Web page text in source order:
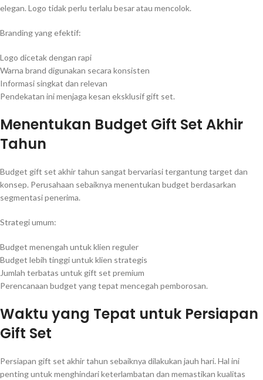
elegan. Logo tidak perlu terlalu besar atau mencolok.
Branding yang efektif:
Logo dicetak dengan rapi
Warna brand digunakan secara konsisten
Informasi singkat dan relevan
Pendekatan ini menjaga kesan eksklusif gift set.
Menentukan Budget Gift Set Akhir
Tahun
Budget gift set akhir tahun sangat bervariasi tergantung target dan
konsep. Perusahaan sebaiknya menentukan budget berdasarkan
segmentasi penerima.
Strategi umum:
Budget menengah untuk klien reguler
Budget lebih tinggi untuk klien strategis
Jumlah terbatas untuk gift set premium
Perencanaan budget yang tepat mencegah pemborosan.
Waktu yang Tepat untuk Persiapan
Gift Set
Persiapan gift set akhir tahun sebaiknya dilakukan jauh hari. Hal ini
penting untuk menghindari keterlambatan dan memastikan kualitas